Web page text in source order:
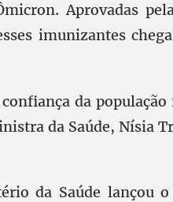
Aprovadas
imunizantes
da população
da Saúde, Nísia
da Saúde lançou